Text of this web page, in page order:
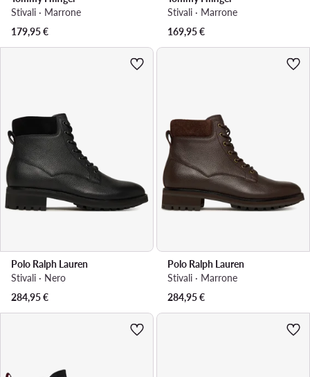
Stivali · Marrone
179,95€
Stivali · Marrone
169,95€
Polo Ralph Lauren
Stivali · Nero
284,95€
Polo Ralph Lauren
Stivali · Marrone
284,95€